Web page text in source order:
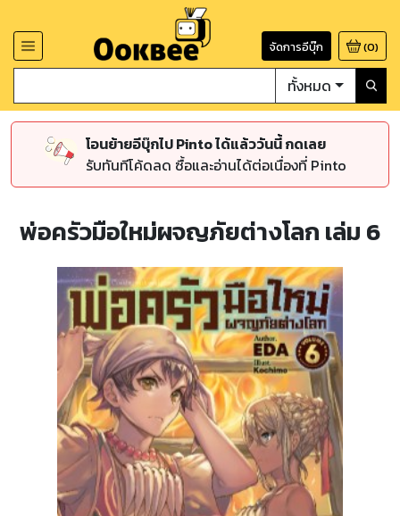
จัดการอีบุ๊ก (0)
ทั้งหมด
โอนย้ายอีบุ๊กไป Pinto ได้แล้ววันนี้ กดเลย
รับทันทีโค้ดลด ซื้อและอ่านได้ต่อเนื่องที่ Pinto
พ่อครัวมือใหม่ผจญภัยต่างโลก เล่ม 6